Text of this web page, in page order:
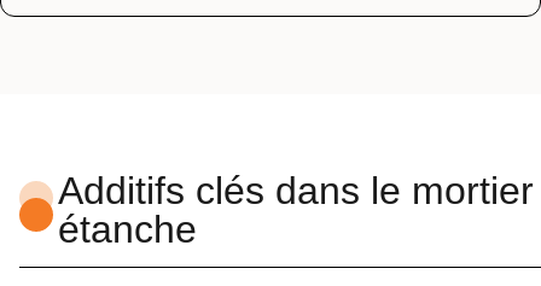
Additifs clés dans le mortier
étanche